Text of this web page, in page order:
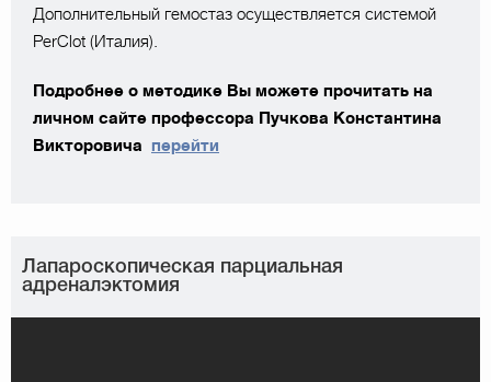
Дополнительный гемостаз осуществляется системой
PerClot (Италия).
Подробнее о методике Вы можете прочитать на
личном сайте профессора Пучкова Константина
Викторовича перейти
Лапароскопическая парциальная
адреналэктомия